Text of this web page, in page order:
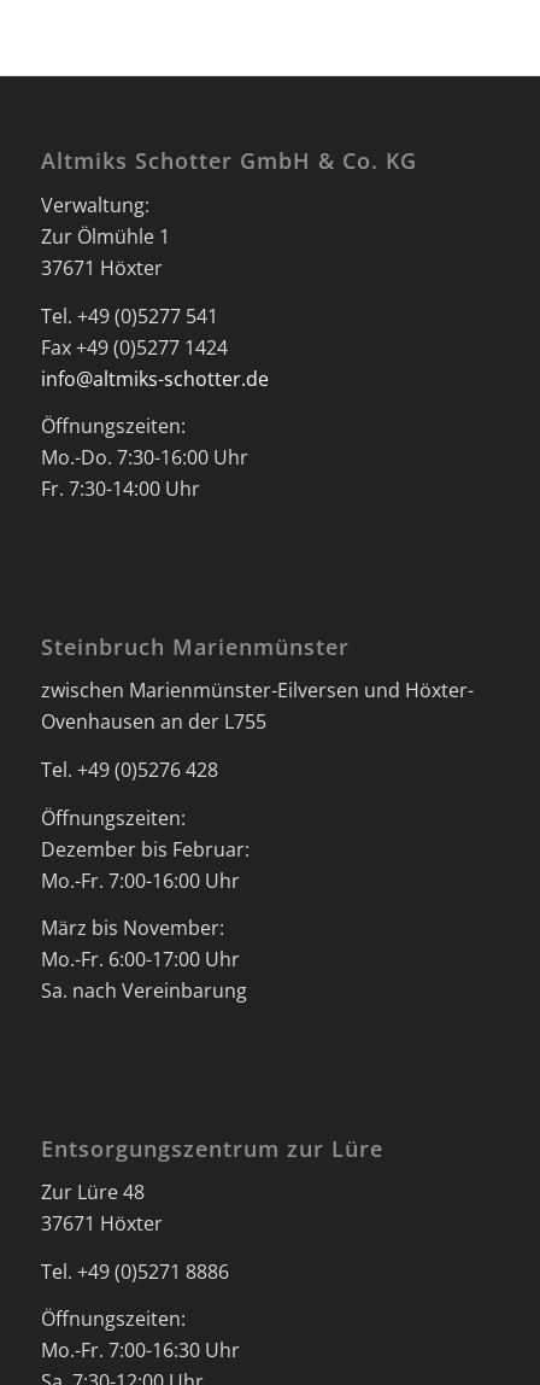
Altmiks Schotter GmbH & Co. KG
Verwaltung:
Zur Ölmühle 1
37671 Höxter
Tel. +49 (0)5277 541
Fax +49 (0)5277 1424
info@altmiks-schotter.de
Öffnungszeiten:
Mo.-Do. 7:30-16:00 Uhr
Fr. 7:30-14:00 Uhr
Steinbruch Marienmünster
zwischen Marienmünster-Eilversen und Höxter-
Ovenhausen an der L755
Tel. +49 (0)5276 428
Öffnungszeiten:
Dezember bis Februar:
Mo.-Fr. 7:00-16:00 Uhr
März bis November:
Mo.-Fr. 6:00-17:00 Uhr
Sa. nach Vereinbarung
Entsorgungszentrum zur Lüre
Zur Lüre 48
37671 Höxter
Tel. +49 (0)5271 8886
Öffnungszeiten:
Mo.-Fr. 7:00-16:30 Uhr